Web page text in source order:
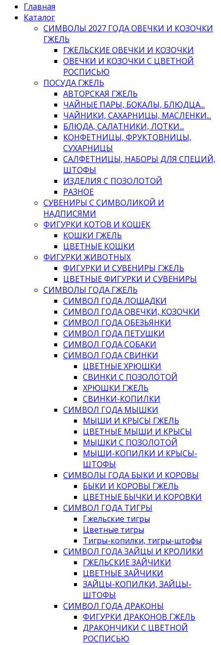
Главная
Каталог
СИМВОЛЫ 2027 ГОДА ОВЕЧКИ И КОЗОЧКИ
ГЖЕЛЬ
ГЖЕЛЬСКИЕ ОВЕЧКИ И КОЗОЧКИ
ОВЕЧКИ И КОЗОЧКИ С ЦВЕТНОЙ
РОСПИСЬЮ
ПОСУДА ГЖЕЛЬ
АВТОРСКАЯ ГЖЕЛЬ
ЧАЙНЫЕ ПАРЫ, БОКАЛЫ, БЛЮДЦА...
ЧАЙНИКИ, САХАРНИЦЫ, МАСЛЕНКИ...
БЛЮДА, САЛАТНИКИ, ЛОТКИ...
КОНФЕТНИЦЫ, ФРУКТОВНИЦЫ,
СУХАРНИЦЫ
САЛФЕТНИЦЫ, НАБОРЫ ДЛЯ СПЕЦИЙ,
ШТОФЫ
ИЗДЕЛИЯ С ПОЗОЛОТОЙ
РАЗНОЕ
СУВЕНИРЫ С СИМВОЛИКОЙ И
НАДПИСЯМИ
ФИГУРКИ КОТОВ И КОШЕК
КОШКИ ГЖЕЛЬ
ЦВЕТНЫЕ КОШКИ
ФИГУРКИ ЖИВОТНЫХ
ФИГУРКИ И СУВЕНИРЫ ГЖЕЛЬ
ЦВЕТНЫЕ ФИГУРКИ И СУВЕНИРЫ
СИМВОЛЫ ГОДА ГЖЕЛЬ
СИМВОЛ ГОДА ЛОШАДКИ
СИМВОЛ ГОДА ОВЕЧКИ, КОЗОЧКИ
СИМВОЛ ГОДА ОБЕЗЬЯНКИ
СИМВОЛ ГОДА ПЕТУШКИ
СИМВОЛ ГОДА СОБАКИ
СИМВОЛ ГОДА СВИНКИ
ЦВЕТНЫЕ ХРЮШКИ
СВИНКИ С ПОЗОЛОТОЙ
ХРЮШКИ ГЖЕЛЬ
СВИНКИ-КОПИЛКИ
СИМВОЛ ГОДА МЫШКИ
МЫШИ И КРЫСЫ ГЖЕЛЬ
ЦВЕТНЫЕ МЫШИ И КРЫСЫ
МЫШКИ С ПОЗОЛОТОЙ
МЫШИ-КОПИЛКИ И КРЫСЫ-
ШТОФЫ
СИМВОЛЫ ГОДА БЫКИ И КОРОВЫ
БЫКИ И КОРОВЫ ГЖЕЛЬ
ЦВЕТНЫЕ БЫЧКИ И КОРОВКИ
СИМВОЛ ГОДА ТИГРЫ
Гжельские тигры
Цветные тигры
Тигры-копилки, тигры-штофы
СИМВОЛ ГОДА ЗАЙЦЫ И КРОЛИКИ
ГЖЕЛЬСКИЕ ЗАЙЧИКИ
ЦВЕТНЫЕ ЗАЙЧИКИ
ЗАЙЦЫ-КОПИЛКИ, ЗАЙЦЫ-
ШТОФЫ
СИМВОЛ ГОДА ДРАКОНЫ
ФИГУРКИ ДРАКОНОВ ГЖЕЛЬ
ДРАКОНЧИКИ С ЦВЕТНОЙ
РОСПИСЬЮ